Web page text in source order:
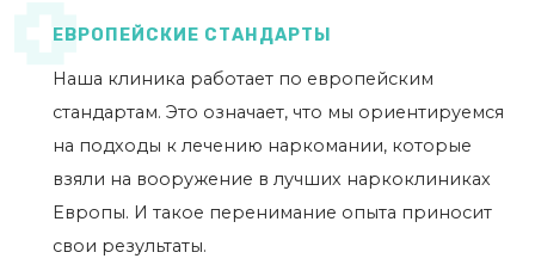
ЕВРОПЕЙСКИЕ СТАНДАРТЫ
Наша клиника работает по европейским
стандартам. Это означает, что мы ориентируемся
на подходы к лечению наркомании, которые
взяли на вооружение в лучших наркоклиниках
Европы. И такое перенимание опыта приносит
свои результаты.